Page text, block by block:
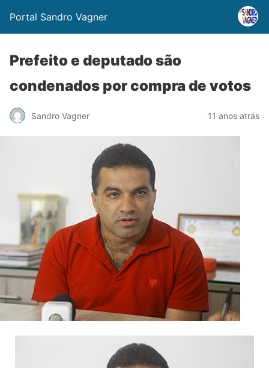
Portal Sandro Vagner
Prefeito e deputado são
condenados por compra de votos
Sandro Vagner 11 anos atrás